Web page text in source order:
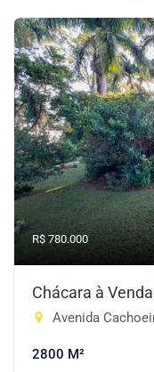
R$ 780.000
Chácara à
Avenida
2800 M²